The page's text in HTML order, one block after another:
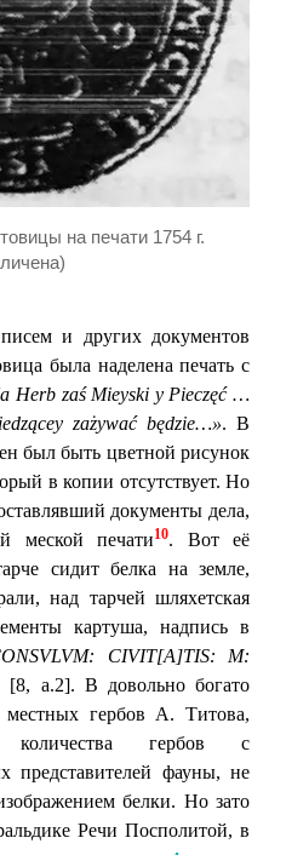
на печати 1754 г.
и других документов
была наделена печать с
Herb zaś Mieyski у Pieczęć …
zażywać będzie…». В
был быть цветной рисунок
в копии отсутствует. Но
документы дела,
меской печати10. Вот её
сидит белка на земле,
над тарчей шляхетская
картуша, надпись в
CIVIT[А]TIS: М:
[8, а.2]. В довольно богато
местных гербов А. Титова,
количества гербов с
представителей фауны, не
белки. Но зато
Речи Посполитой, в